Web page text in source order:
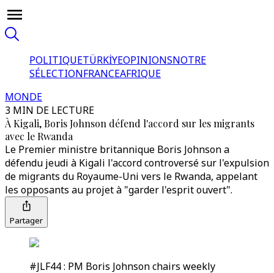
POLITIQUETÜRKİYEOPINIONSNOTRE
SÉLECTIONFRANCEAFRIQUE
MONDE
3 MIN DE LECTURE
À Kigali, Boris Johnson défend l'accord sur les migrants
avec le Rwanda
Le Premier ministre britannique Boris Johnson a
défendu jeudi à Kigali l'accord controversé sur l'expulsion
de migrants du Royaume-Uni vers le Rwanda, appelant
les opposants au projet à "garder l'esprit ouvert".
Partager
#JLF44 : PM Boris Johnson chairs weekly